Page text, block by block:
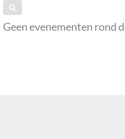
Geen evenementen rond